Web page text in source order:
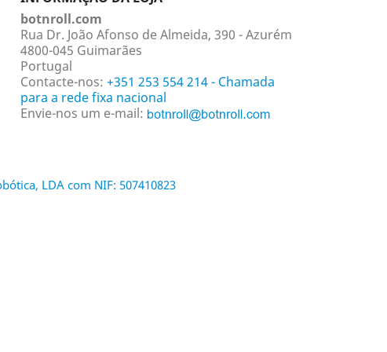
botnroll.com
Rua Dr. João Afonso de Almeida, 390 - Azurém
4800-045 Guimarães
Portugal
Contacte-nos: +351 253 554 214 - Chamada
para a rede fixa nacional
Envie-nos um e-mail:
LDA com NIF: 507410823